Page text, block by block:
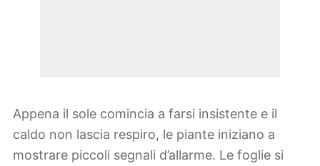
Appena il sole comincia a farsi insistente e il
caldo non lascia respiro, le piante iniziano a
mostrare piccoli segnali d’allarme. Le foglie si